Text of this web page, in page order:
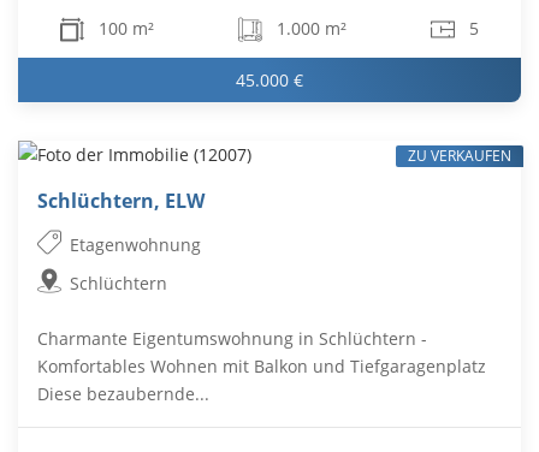
100 m² 1.000 m² 5
45.000 €
Schlüchtern, ELW
Etagenwohnung
Schlüchtern
Charmante Eigentumswohnung in Schlüchtern -
Komfortables Wohnen mit Balkon und Tiefgaragenplatz
Diese bezaubernde...
ZU VERKAUFEN